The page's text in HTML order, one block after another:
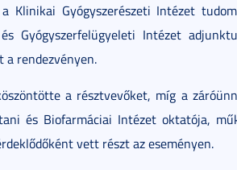
Gyógyszerészeti Intézet
Gyógyszerfelügyeleti Intézet
a rendezvényen.
a résztvevőket, míg a
és Biofarmáciai Intézet oktatója,
vett részt az eseményen.